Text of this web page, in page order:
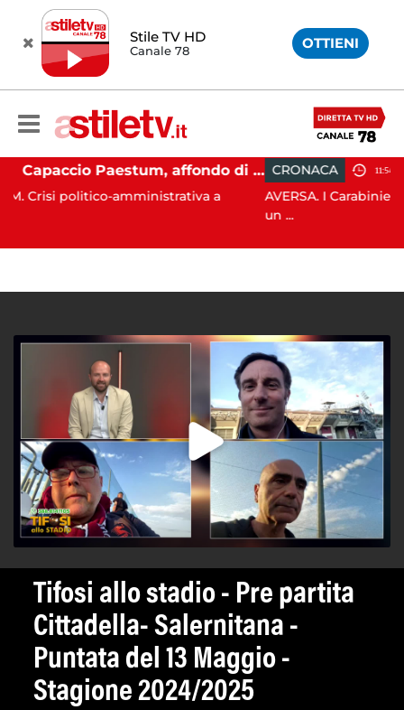
Stile TV HD
Canale 78 OTTIENI
Capaccio Paestum, affondo di Forza Italia: "Paolino è arrivato al capolinea"
amministrativa a
CRONACA 11:54
AVERSA. I Carabinieri Forestali di
Tifosi allo stadio - Pre partita
Cittadella- Salernitana -
Puntata del 13 Maggio -
Stagione 2024/2025